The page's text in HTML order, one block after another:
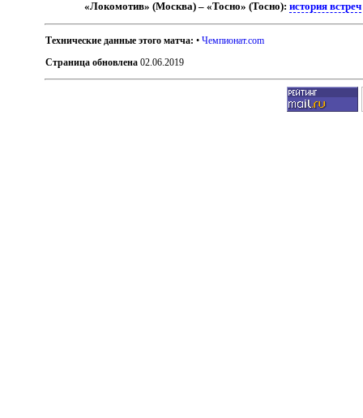
«Локомотив» (Москва) – «Тосно» (Тосно):история встреч
Технические данные этого матча: •Чемпионат.com
Страница обновлена 02.06.2019